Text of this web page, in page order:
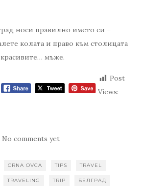
носи правилно името си –
колата и право към столицата
мъже.
Post
Views:
No comments yet
CRNA OVCA TIPS TRAVEL
TRAVELING TRIP БЕЛГРАД